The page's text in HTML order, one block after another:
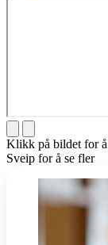
Klikk på bildet for å
Sveip for å se fler